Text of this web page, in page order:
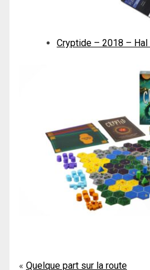
Cryptide – 2018 – Hal
Quelque part sur la route